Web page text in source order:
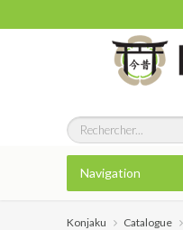
Navigation
Konjaku Catalogue